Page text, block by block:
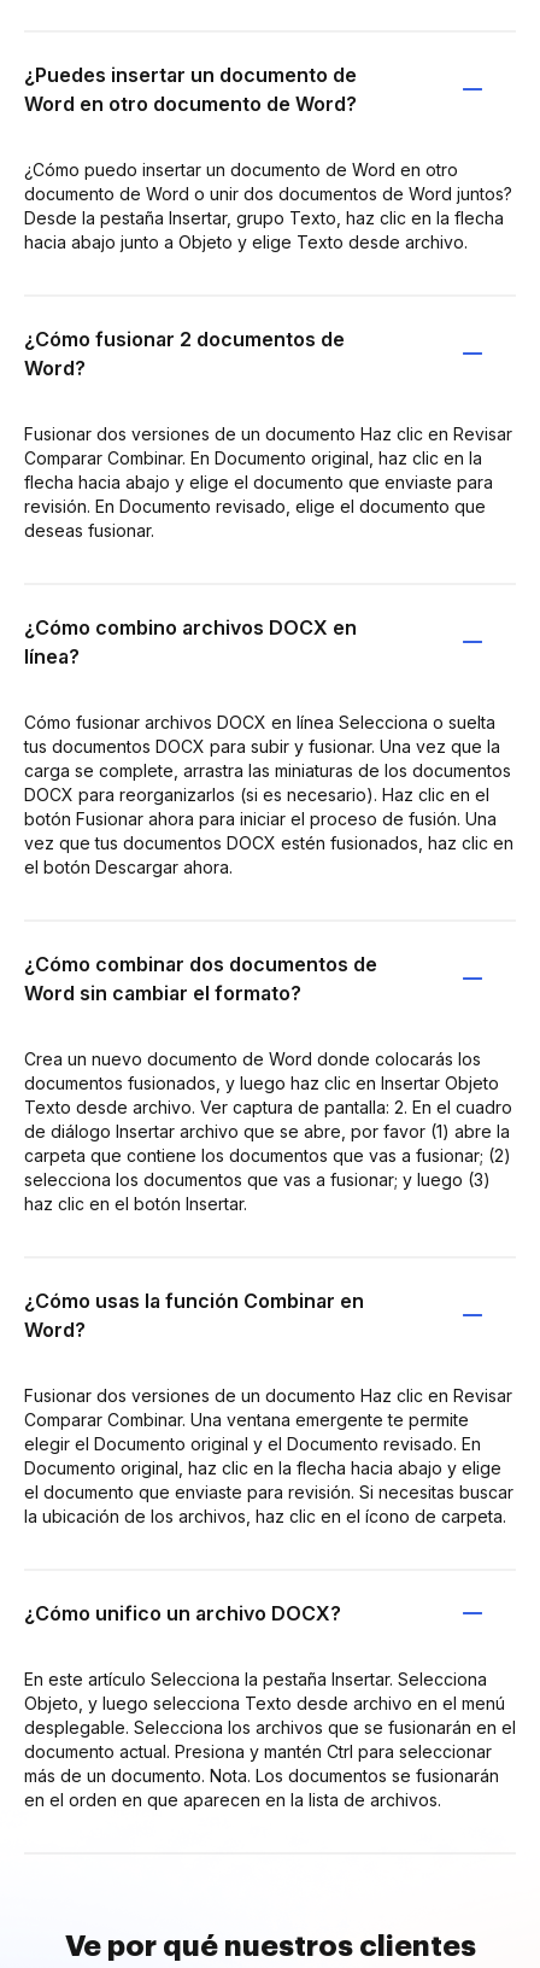
¿Puedes insertar un documento de
Word en otro documento de Word?
¿Cómo puedo insertar un documento de Word en otro
documento de Word o unir dos documentos de Word juntos?
Desde la pestaña Insertar, grupo Texto, haz clic en la flecha
hacia abajo junto a Objeto y elige Texto desde archivo.
¿Cómo fusionar 2 documentos de
Word?
Fusionar dos versiones de un documento Haz clic en Revisar
Comparar Combinar. En Documento original, haz clic en la
flecha hacia abajo y elige el documento que enviaste para
revisión. En Documento revisado, elige el documento que
deseas fusionar.
¿Cómo combino archivos DOCX en
línea?
Cómo fusionar archivos DOCX en línea Selecciona o suelta
tus documentos DOCX para subir y fusionar. Una vez que la
carga se complete, arrastra las miniaturas de los documentos
DOCX para reorganizarlos (si es necesario). Haz clic en el
botón Fusionar ahora para iniciar el proceso de fusión. Una
vez que tus documentos DOCX estén fusionados, haz clic en
el botón Descargar ahora.
¿Cómo combinar dos documentos de
Word sin cambiar el formato?
Crea un nuevo documento de Word donde colocarás los
documentos fusionados, y luego haz clic en Insertar Objeto
Texto desde archivo. Ver captura de pantalla: 2. En el cuadro
de diálogo Insertar archivo que se abre, por favor (1) abre la
carpeta que contiene los documentos que vas a fusionar; (2)
selecciona los documentos que vas a fusionar; y luego (3)
haz clic en el botón Insertar.
¿Cómo usas la función Combinar en
Word?
Fusionar dos versiones de un documento Haz clic en Revisar
Comparar Combinar. Una ventana emergente te permite
elegir el Documento original y el Documento revisado. En
Documento original, haz clic en la flecha hacia abajo y elige
el documento que enviaste para revisión. Si necesitas buscar
la ubicación de los archivos, haz clic en el ícono de carpeta.
¿Cómo unifico un archivo DOCX?
En este artículo Selecciona la pestaña Insertar. Selecciona
Objeto, y luego selecciona Texto desde archivo en el menú
desplegable. Selecciona los archivos que se fusionarán en el
documento actual. Presiona y mantén Ctrl para seleccionar
más de un documento. Nota. Los documentos se fusionarán
en el orden en que aparecen en la lista de archivos.
Ve por qué nuestros clientes